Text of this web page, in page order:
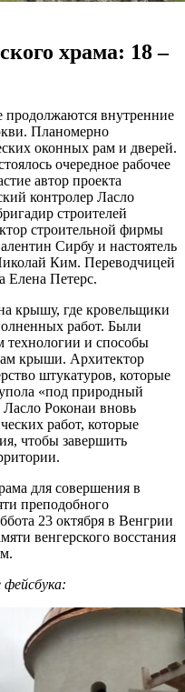
храма: 18 –
продолжаются внутренние
Планомерно
оконных рам и дверей.
очередное рабочее
автор проекта
контролер Ласло
строителей
строительной фирмы
Сирбу и настоятель
Ким. Переводчицей
Елена Петерс.
крышу, где кровельщики
работ. Были
и способы
крыши. Архитектор
штукатуров, которые
«под природный
Роконаи вновь
работ, которые
чтобы завершить
для совершения в
преподобного
23 октября в Венгрии
венгерского восстания